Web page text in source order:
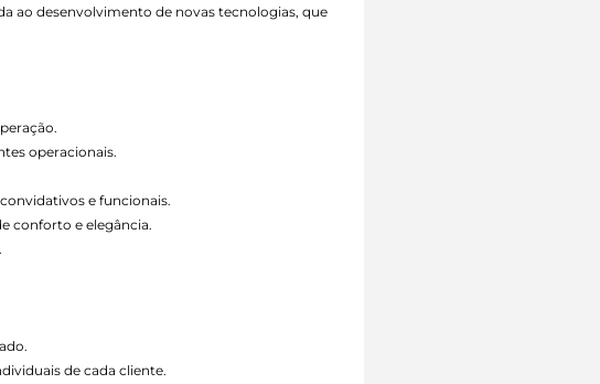
ao desenvolvimento de novas tecnologias, que
operacionais.
e funcionais.
conforto e elegância.
de cada cliente.